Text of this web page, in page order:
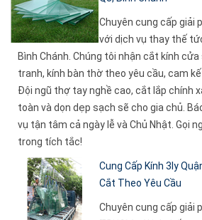
Chuyên cung cấp giải
với dịch vụ thay thế
Bình Chánh. Chúng tôi nhận cắt kính cửa
tranh, kính bàn thờ theo yêu cầu, cam
Đội ngũ thợ tay nghề cao, cắt lắp chính
toàn và dọn dẹp sạch sẽ cho gia chủ.
vụ tận tâm cả ngày lễ và Chủ Nhật. Gọi
trong tích tắc!
Cung Cấp Kính 3ly
Cắt Theo Yêu Cầu
Chuyên cung cấp giải